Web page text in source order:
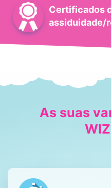
Certificados
assiduidade/
As suas